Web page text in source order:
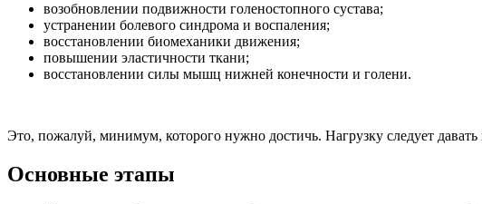
возобновлении подвижности голеностопного сустава;
устранении болевого синдрома и воспаления;
восстановлении биомеханики движения;
повышении эластичности ткани;
восстановлении силы мышц нижней конечности и голени.
Это, пожалуй, минимум, которого нужно достичь. Нагрузку следует давать
Основные этапы